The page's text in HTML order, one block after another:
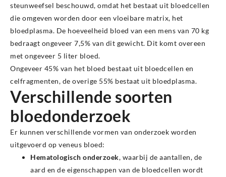
steunweefsel beschouwd, omdat het bestaat uit bloedcellen
die omgeven worden door een vloeibare matrix, het
bloedplasma. De hoeveelheid bloed van een mens van 70 kg
bedraagt ongeveer 7,5% van dit gewicht. Dit komt overeen
met ongeveer 5 liter bloed.
Ongeveer 45% van het bloed bestaat uit bloedcellen en
celfragmenten, de overige 55% bestaat uit bloedplasma.
Verschillende soorten
bloedonderzoek
Er kunnen verschillende vormen van onderzoek worden
uitgevoerd op veneus bloed:
Hematologisch onderzoek, waarbij de aantallen, de
aard en de eigenschappen van de bloedcellen wordt